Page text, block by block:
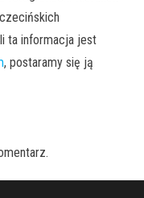
ta informacja jest
, postaramy się ją